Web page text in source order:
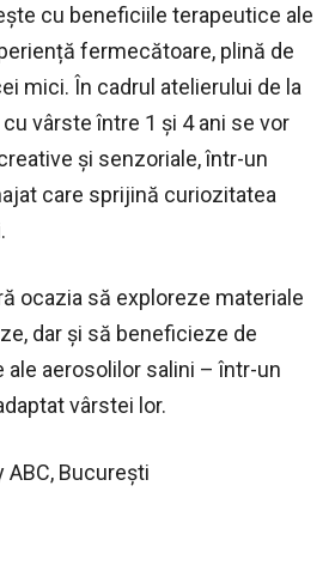
cu beneficiile terapeutice ale
fermecătoare, plină de
mici. În cadrul atelierului de la
cu vârste între 1 și 4 ani se vor
și senzoriale, într-un
care sprijină curiozitatea
ocazia să exploreze materiale
dar și să beneficieze de
aerosolilor salini – într-un
vârstei lor.
ABC, București